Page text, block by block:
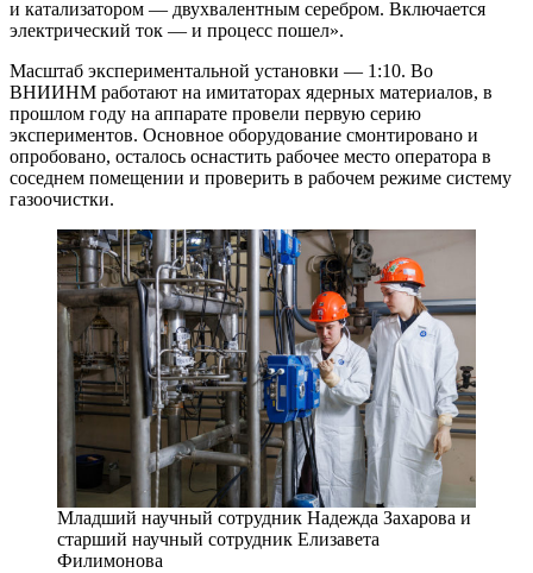
и катализатором — ​двухвалентным серебром. Включается
электрический ток — ​и процесс пошел».
Масштаб экспериментальной установки — ​1:10. Во
ВНИИНМ работают на имитаторах ядерных материалов, в
прошлом году на аппарате провели первую серию
экспериментов. Основное оборудование смонтировано и
опробовано, осталось оснастить рабочее место оператора в
соседнем помещении и проверить в рабочем режиме систему
газоочистки.
Младший научный сотрудник Надежда Захарова и
старший научный сотрудник Елизавета
Филимонова